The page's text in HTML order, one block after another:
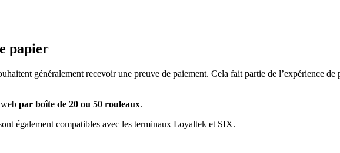
papier
généralement recevoir une preuve de paiement. Cela fait partie de l’expérience
par boîte de 20 ou 50 rouleaux.
également compatibles avec les terminaux Loyaltek et SIX.